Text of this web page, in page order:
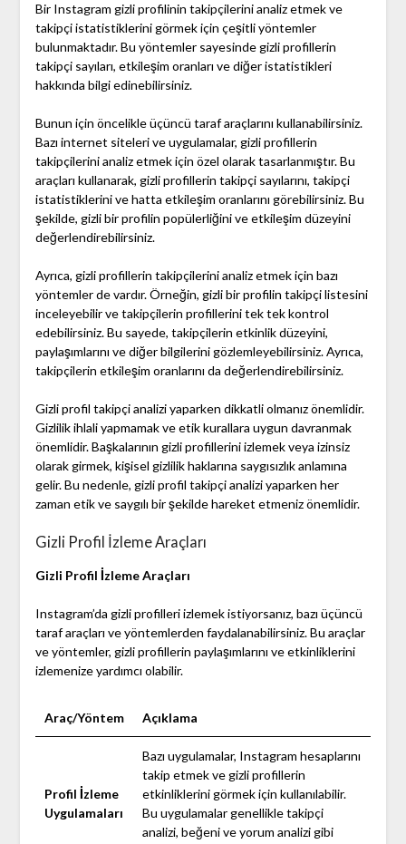
Bir Instagram gizli profilinin takipçilerini analiz etmek ve
takipçi istatistiklerini görmek için çeşitli yöntemler
bulunmaktadır. Bu yöntemler sayesinde gizli profillerin
takipçi sayıları, etkileşim oranları ve diğer istatistikleri
hakkında bilgi edinebilirsiniz.
Bunun için öncelikle üçüncü taraf araçlarını kullanabilirsiniz.
Bazı internet siteleri ve uygulamalar, gizli profillerin
takipçilerini analiz etmek için özel olarak tasarlanmıştır. Bu
araçları kullanarak, gizli profillerin takipçi sayılarını, takipçi
istatistiklerini ve hatta etkileşim oranlarını görebilirsiniz. Bu
şekilde, gizli bir profilin popülerliğini ve etkileşim düzeyini
değerlendirebilirsiniz.
Ayrıca, gizli profillerin takipçilerini analiz etmek için bazı
yöntemler de vardır. Örneğin, gizli bir profilin takipçi listesini
inceleyebilir ve takipçilerin profillerini tek tek kontrol
edebilirsiniz. Bu sayede, takipçilerin etkinlik düzeyini,
paylaşımlarını ve diğer bilgilerini gözlemleyebilirsiniz. Ayrıca,
takipçilerin etkileşim oranlarını da değerlendirebilirsiniz.
Gizli profil takipçi analizi yaparken dikkatli olmanız önemlidir.
Gizlilik ihlali yapmamak ve etik kurallara uygun davranmak
önemlidir. Başkalarının gizli profillerini izlemek veya izinsiz
olarak girmek, kişisel gizlilik haklarına saygısızlık anlamına
gelir. Bu nedenle, gizli profil takipçi analizi yaparken her
zaman etik ve saygılı bir şekilde hareket etmeniz önemlidir.
Gizli Profil İzleme Araçları
Gizli Profil İzleme Araçları
Instagram’da gizli profilleri izlemek istiyorsanız, bazı üçüncü
taraf araçları ve yöntemlerden faydalanabilirsiniz. Bu araçlar
ve yöntemler, gizli profillerin paylaşımlarını ve etkinliklerini
izlemenize yardımcı olabilir.
Araç/Yöntem Açıklama
Profil İzleme
Uygulamaları
Bazı uygulamalar, Instagram hesaplarını
takip etmek ve gizli profillerin
etkinliklerini görmek için kullanılabilir.
Bu uygulamalar genellikle takipçi
analizi, beğeni ve yorum analizi gibi